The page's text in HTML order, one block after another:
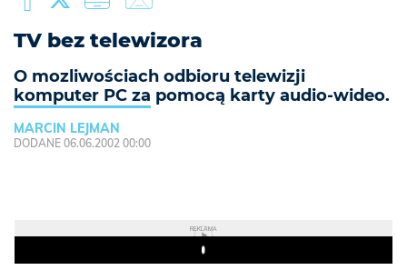
TV bez telewizora
O mozliwościach odbioru telewizji
komputer PC za pomocą karty audio-wideo.
MARCIN LEJMAN
DODANE 06.06.2002 00:00
REKLAMA
Play